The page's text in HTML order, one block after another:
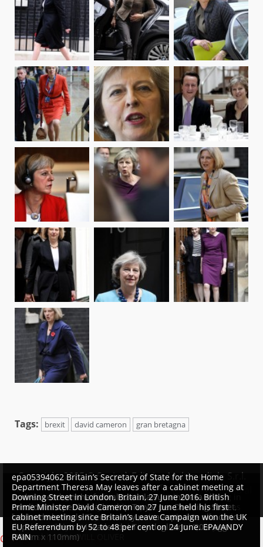
epa05408697 British Home Secretary Theresa May leaves
No10 Downing Street after attending a Cabinet Meeting in
London, Britain, 05 July 2016. May is one of the candidates
for Conservative party leadership to succeed David
Cameron. Tory MPs have started voting on the party’s
leadership. EPA/WILL OLIVER
Andrea Leadsom ha formalizzato la sua rinuncia alla
candidatura per la leadership Tory e per Downing Street,
lasciando la rivale Theresa May unica aspirante alla carica
di primo ministro. I leader dei Tory dagli anni ’20 a oggi
(88mm x 110mm)
epa05394062 Britain’s Secretary of State for the Home
Department Theresa May leaves after a cabinet meeting at
Downing Street in London, Britain, 27 June 2016. British
Prime Minister David Cameron on 27 June held his first
cabinet meeting since Britain’s Leave Campaign won the UK
EU Referendum by 52 to 48 per cent on 24 June. EPA/ANDY
RAIN
Tags: brexit david cameron gran bretagna
Copyright 2025 © Società Editrice Multimediale S.r.l.
Testata Giornalistica registrata al Tribunale di Roma al
n°805 del 14/12/2021
Change privacy settings